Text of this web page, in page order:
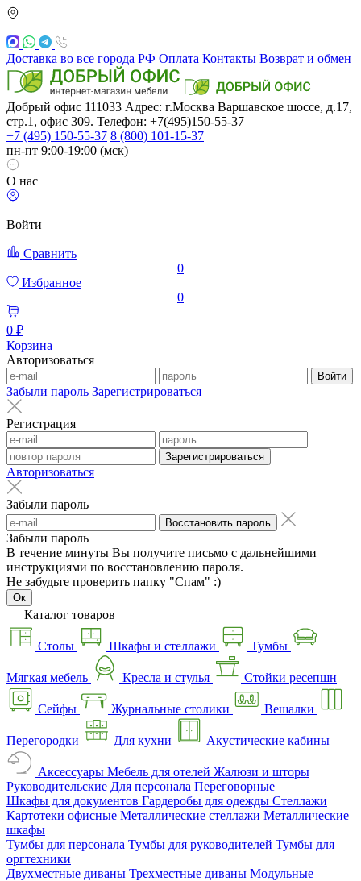
Доставка во все города РФ Оплата Контакты Возврат и обмен
Добрый офис 111033 Адрес: г.Москва Варшавское шоссе, д.17,
стр.1, офис 309. Телефон: +7(495)150-55-37
+7 (495) 150-55-37 8 (800) 101-15-37
пн-пт 9:00-19:00 (мск)
О нас
Войти
Сравнить
0
Избранное
0
0 ₽
Корзина
Авторизоваться
Войти
Забыли пароль Зарегистрироваться
Регистрация
Зарегистрироваться
Авторизоваться
Забыли пароль
Восстановить пароль
Забыли пароль
В течение минуты Вы получите письмо с дальнейшими
инструкциями по восстановлению пароля.
Не забудьте проверить папку "Спам" :)
Ок
Каталог товаров
Столы Шкафы и стеллажи Тумбы
Мягкая мебель Кресла и стулья Стойки ресепшн
Сейфы Журнальные столики Вешалки
Перегородки Для кухни Акустические кабины
Аксессуары Мебель для отелей Жалюзи и шторы
Руководительские Для персонала Переговорные
Шкафы для документов Гардеробы для одежды Стеллажи
Картотеки офисные Металлические стеллажи Металлические
шкафы
Тумбы для персонала Тумбы для руководителей Тумбы для
оргтехники
Двухместные диваны Трехместные диваны Модульные